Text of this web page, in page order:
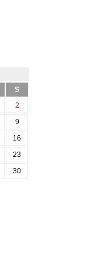
S
2
9
16
23
30